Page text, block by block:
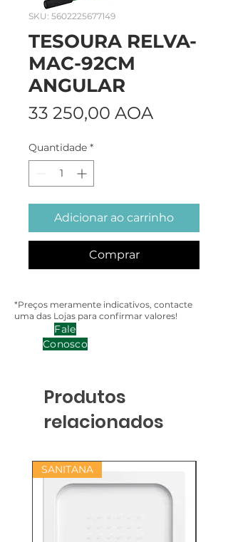
SKU: 5602225677149
TESOURA RELVA-
MAC-92CM
ANGULAR
33 250,00 AOA
Quantidade *
Adicionar ao carrinho
Comprar
*Preços meramente indicativos, contacte
uma das Lojas para confirmar valores!
Fale
Conosco
Produtos
relacionados
SANITANA